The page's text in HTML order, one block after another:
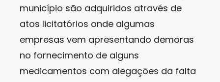
município são adquiridos através de
atos licitatórios onde algumas
empresas vem apresentando demoras
no fornecimento de alguns
medicamentos com alegações da falta